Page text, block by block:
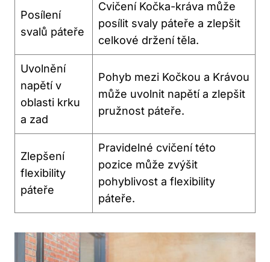
Posílení
svalů páteře
Cvičení Kočka-kráva může
posílit svaly páteře a zlepšit
celkové ⁢držení těla.
Uvolnění
napětí v
oblasti krku
a zad
Pohyb mezi Kočkou‌ a​ Krávou
může uvolnit napětí a zlepšit
pružnost páteře.
Zlepšení
flexibility ​
páteře
Pravidelné cvičení této
pozice může ⁢zvýšit⁤
pohyblivost a flexibility
páteře.